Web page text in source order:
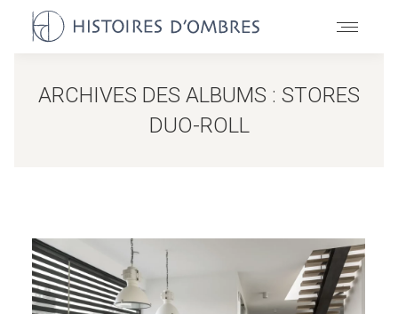
ARCHIVES DES ALBUMS : STORES
DUO-ROLL